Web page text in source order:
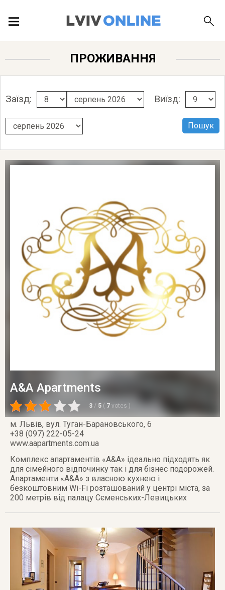
ЛОКАЦІЇ
ПУБЛІКАЦІЇ
ПРОЖИВАННЯ
Заїзд: Виїзд:
A&A Apartments
3 / 5 ( 7 votes )
м. Львів, вул. Туган-Барановського, 6
+38 (097) 222-05-24
www.aapartments.com.ua
Комплекс апартаментів «A&A» ідеально підходять як
для сімейного відпочинку так і для бізнес подорожей.
Апартаменти «A&A» з власною кухнею і
безкоштовним Wi-Fi розташований у центрі міста, за
200 метрів від палацу Сєменських-Левицьких